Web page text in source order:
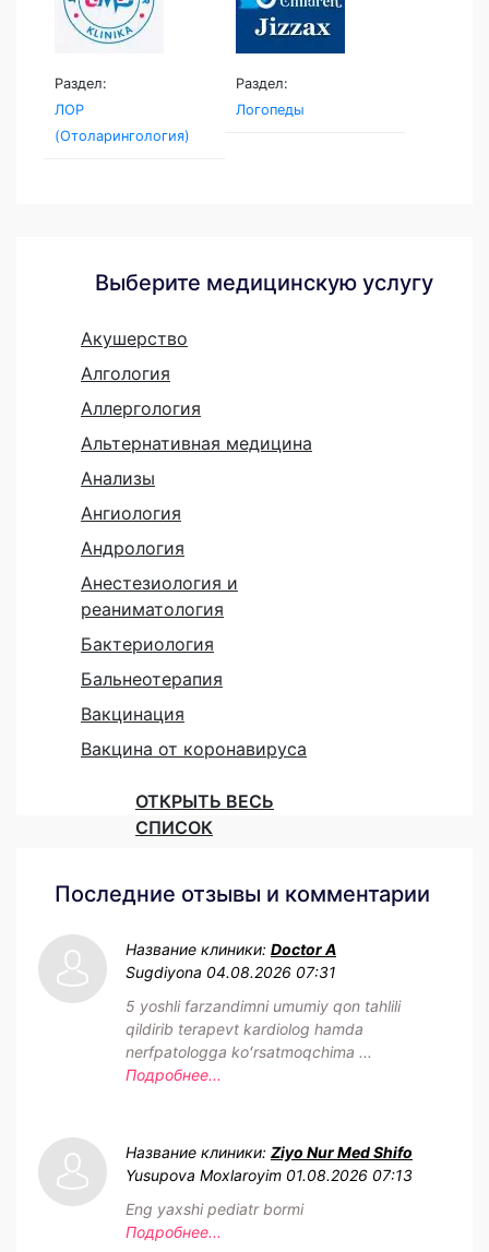
Раздел:
ЛОР
(Отоларингология)
Раздел:
Логопеды
Выберите медицинскую услугу
Акушерство
Алгология
Аллергология
Альтернативная медицина
Анализы
Ангиология
Андрология
Анестезиология и
реаниматология
Бактериология
Бальнеотерапия
Вакцинация
Вакцина от коронавируса
ОТКРЫТЬ ВЕСЬ
СПИСОК
Последние отзывы и комментарии
Название клиники: Doctor A
Sugdiyona 04.08.2026 07:31
5 yoshli farzandimni umumiy qon tahlili
qildirib terapevt kardiolog hamda
nerfpatologga koʻrsatmoqchima ...
Подробнее...
Название клиники: Ziyo Nur Med Shifo
Yusupova Moxlaroyim 01.08.2026 07:13
Eng yaxshi pediatr bormi
Подробнее...